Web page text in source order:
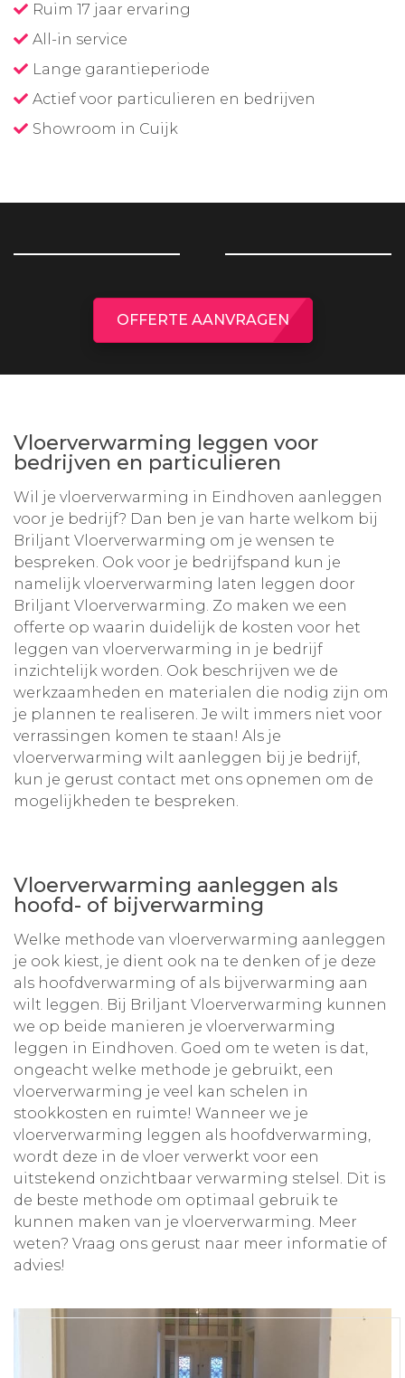
Ruim 17 jaar ervaring
All-in service
Lange garantieperiode
Actief voor particulieren en bedrijven
Showroom in Cuijk
OFFERTE AANVRAGEN
Vloerverwarming leggen voor
bedrijven en particulieren
Wil je vloerverwarming in Eindhoven aanleggen
voor je bedrijf? Dan ben je van harte welkom bij
Briljant Vloerverwarming om je wensen te
bespreken. Ook voor je bedrijfspand kun je
namelijk vloerverwarming laten leggen door
Briljant Vloerverwarming. Zo maken we een
offerte op waarin duidelijk de kosten voor het
leggen van vloerverwarming in je bedrijf
inzichtelijk worden. Ook beschrijven we de
werkzaamheden en materialen die nodig zijn om
je plannen te realiseren. Je wilt immers niet voor
verrassingen komen te staan! Als je
vloerverwarming wilt aanleggen bij je bedrijf,
kun je gerust contact met ons opnemen om de
mogelijkheden te bespreken.
Vloerverwarming aanleggen als
hoofd- of bijverwarming
Welke methode van vloerverwarming aanleggen
je ook kiest, je dient ook na te denken of je deze
als hoofdverwarming of als bijverwarming aan
wilt leggen. Bij Briljant Vloerverwarming kunnen
we op beide manieren je vloerverwarming
leggen in Eindhoven. Goed om te weten is dat,
ongeacht welke methode je gebruikt, een
vloerverwarming je veel kan schelen in
stookkosten en ruimte! Wanneer we je
vloerverwarming leggen als hoofdverwarming,
wordt deze in de vloer verwerkt voor een
uitstekend onzichtbaar verwarming stelsel. Dit is
de beste methode om optimaal gebruik te
kunnen maken van je vloerverwarming. Meer
weten? Vraag ons gerust naar meer informatie of
advies!